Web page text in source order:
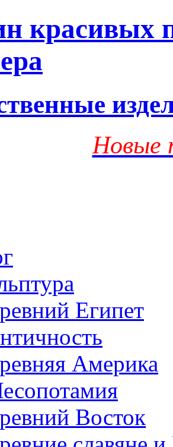
красивых
Новые
Египет
Америка
Восток